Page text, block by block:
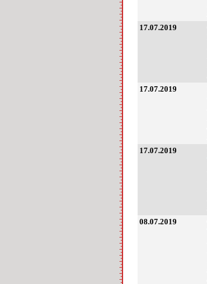
17.07.2019
17.07.2019
17.07.2019
08.07.2019